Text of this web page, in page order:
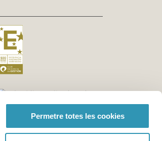
Permetre totes les cookies